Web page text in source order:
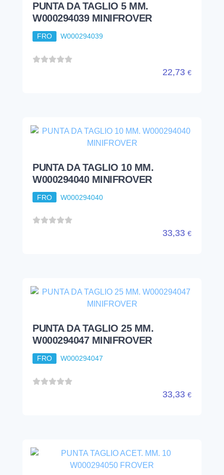
PUNTA DA TAGLIO 5 MM.
W000294039 MINIFROVER
FRO W000294039
22,73 €
PUNTA DA TAGLIO 10 MM.
W000294040 MINIFROVER
FRO W000294040
33,33 €
PUNTA DA TAGLIO 25 MM.
W000294047 MINIFROVER
FRO W000294047
33,33 €